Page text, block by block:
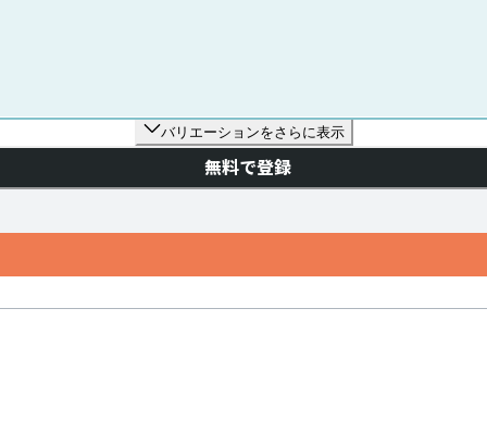
バリエーションをさらに表示
無料で登録